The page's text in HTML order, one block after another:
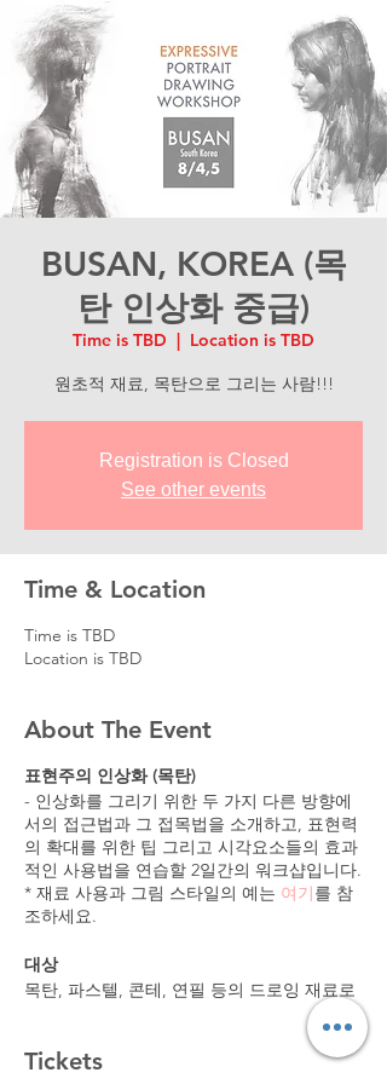
BUSAN, KOREA (목
탄 인상화 중급)
Time is TBD
  |
Location is TBD
원초적 재료, 목탄으로 그리는 사람!!!
Registration is Closed
See other events
Time & Location
Time is TBD
Location is TBD
About The Event
표현주의 인상화 (목탄)
- 인상화를 그리기 위한 두 가지 다른 방향에
서의 접근법과 그 접목법을 소개하고, 표현력
의 확대를 위한 팁 그리고 시각요소들의 효과
적인 사용법을 연습할 2일간의 워크샵입니다.
* 재료 사용과 그림 스타일의 예는 여기를 참
조하세요.
대상
목탄, 파스텔, 콘테, 연필 등의 드로잉 재료로
워크샵에서 다루어질 내용들
Tickets